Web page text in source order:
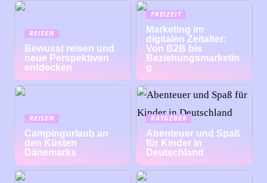
REISEN
Bewusst reisen und
neue Perspektiven
entdecken
FREIZEIT
Marketing im
digitalen Zeitalter:
Von B2B bis
Beziehungsmarketin
g
REISEN
Campingurlaub an
den Küsten
Dänemarks
RATGEBER
Abenteuer und Spaß
für Kinder in
Deutschland